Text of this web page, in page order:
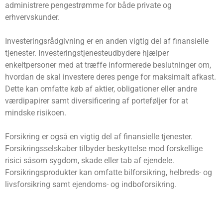
administrere pengestrømme for både private og
erhvervskunder.
Investeringsrådgivning er en anden vigtig del af finansielle
tjenester. Investeringstjenesteudbydere hjælper
enkeltpersoner med at træffe informerede beslutninger om,
hvordan de skal investere deres penge for maksimalt afkast.
Dette kan omfatte køb af aktier, obligationer eller andre
værdipapirer samt diversificering af porteføljer for at
mindske risikoen.
Forsikring er også en vigtig del af finansielle tjenester.
Forsikringsselskaber tilbyder beskyttelse mod forskellige
risici såsom sygdom, skade eller tab af ejendele.
Forsikringsprodukter kan omfatte bilforsikring, helbreds- og
livsforsikring samt ejendoms- og indboforsikring.